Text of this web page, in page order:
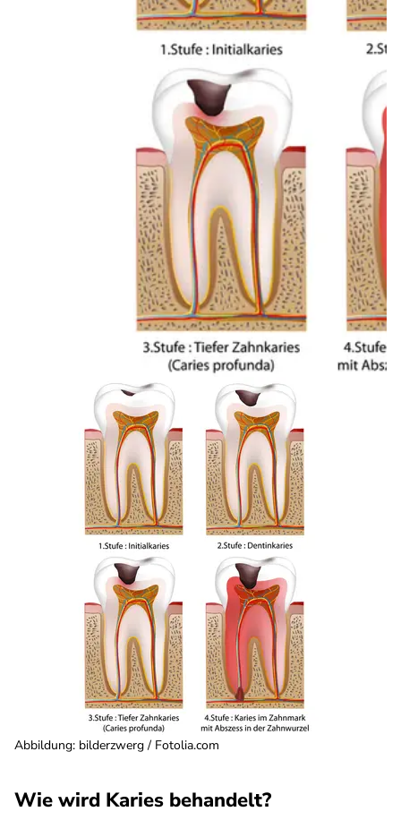
Abbildung: bilderzwerg / Fotolia.com
Wie wird Karies behandelt?